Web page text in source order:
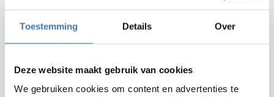
Toestemming Details Over
Deze website maakt gebruik van cookies
We gebruiken cookies om content en advertenties te
LABO ALSICO
Alsico, ontwikkelaar van werkkledij breidt zijn